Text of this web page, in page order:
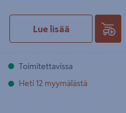
Lue lisää
Toimitettavissa
Heti 12 myymälästä